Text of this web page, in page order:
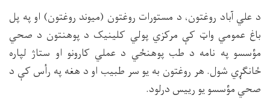
د علي آباد روغتون، د مستورات روغتون (میوند روغتون) او په پل
باغ عمومي واټ کې مرکزي پولي کلینیک د پوهنتون د صحي
مؤسسو په نامه د طب پوهنځي د عملي کارونو او ستاژ لپاره
ځانګړي شول. هر روغتون به یو سر طبیب او د هغه په رأس کې د
صحي مؤسسو یو رییس درلود.